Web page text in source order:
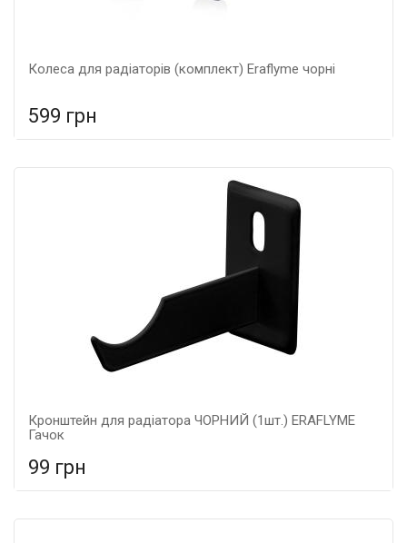
Колеса для радіаторів (комплект) Eraflyme чорні
599 грн
Кронштейн для радіатора ЧОРНИЙ (1шт.) ERAFLYME
Гачок
99 грн